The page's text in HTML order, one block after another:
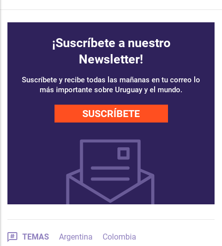
¡Suscríbete a nuestro
Newsletter!
Suscríbete y recibe todas las mañanas en tu correo lo
más importante sobre Uruguay y el mundo.
SUSCRÍBETE
TEMAS Argentina
Colombia